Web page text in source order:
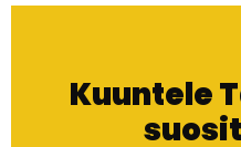
Kuuntele